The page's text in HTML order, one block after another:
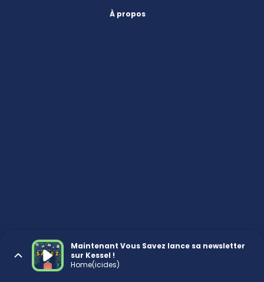
À propos
Maintenant Vous Savez lance sa newsletter
sur Kessel !
Home(icides)